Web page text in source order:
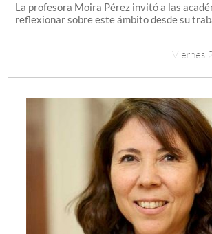
La profesora Moira Pérez invitó a las
reflexionar sobre este ámbito desde su
Viernes